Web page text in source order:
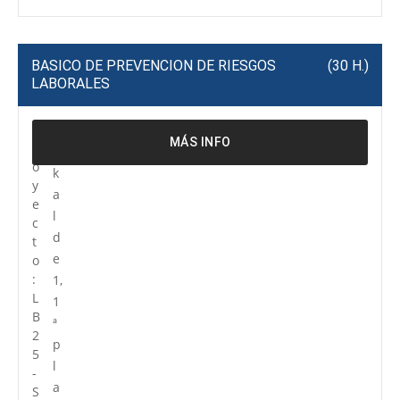
BASICO DE PREVENCION DE RIESGOS
LABORALES
(30 H.)
o
y
e
c
t
o
:
L
B
2
5
-
S
k
a
l
d
e
1,
1
ª
p
l
a
MÁS INFO